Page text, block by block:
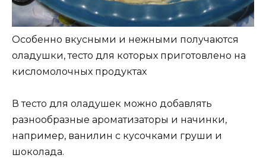
Особенно вкусными и нежными получаются
оладушки, тесто для которых приготовлено на
кисломолочных продуктах
В тесто для оладушек можно добавлять
разнообразные ароматизаторы и начинки,
например, ванилин с кусочками груши и
шоколада.